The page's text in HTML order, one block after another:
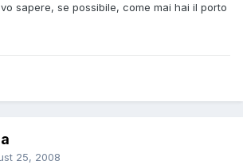
sapere, se possibile, come mai hai il porto
25, 2008